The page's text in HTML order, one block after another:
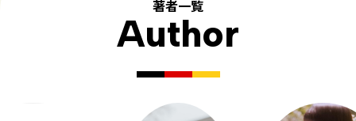
著者一覧
Author